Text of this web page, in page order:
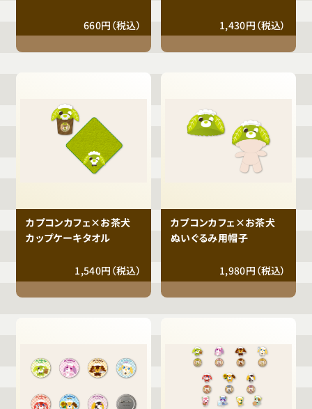
660円（税込） 1,430円（税込）
カプコンカフェ×お茶犬
カップケーキタオル
1,540円（税込）
カプコンカフェ×お茶犬
ぬいぐるみ用帽子
1,980円（税込）